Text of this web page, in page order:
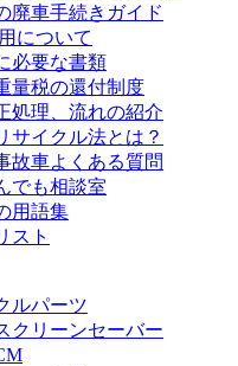
廃車手続きガイド
について
必要な書類
量税の還付制度
処理、流れの紹介
サイクル法とは？
故車よくある質問
でも相談室
用語集
スト
ルパーツ
クリーンセーバー